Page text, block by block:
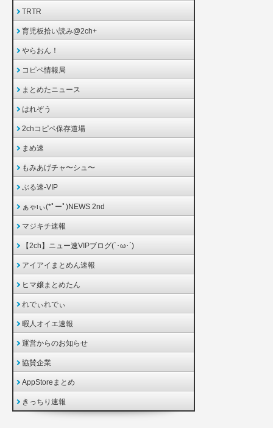
TRTR
育児板拾い読み@2ch+
やらおん！
コピペ情報局
まとめたニュース
はれぞう
2chコピペ保存道場
まめ速
もみあげチャ〜シュ〜
ぶる速-VIP
ぁゃιぃ(*ﾟーﾟ)NEWS 2nd
マジキチ速報
【2ch】ニュー速VIPブログ(`･ω･´)
アイアイまとめん速報
ヒマ嬢まとめたん
れでぃれでぃ
暇人オイエ速報
運営からのお知らせ
協賛企業
AppStoreまとめ
きっちり速報